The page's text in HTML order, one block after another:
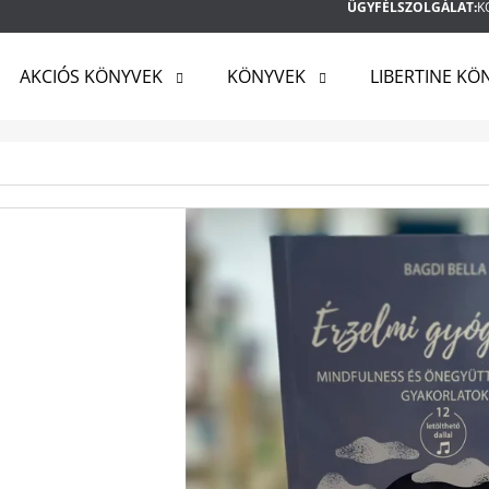
ÜGYFÉLSZOLGÁLAT:
AKCIÓS KÖNYVEK KÖNYVEK LIBERTINE
KERESÉS
AJÁNLJUK